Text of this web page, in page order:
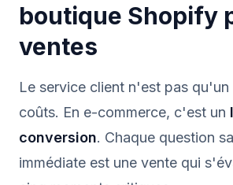
boutique Shopify
ventes
Le service client n'est pas qu'un
coûts. En e-commerce, c'est un
conversion. Chaque question
immédiate est une vente qui